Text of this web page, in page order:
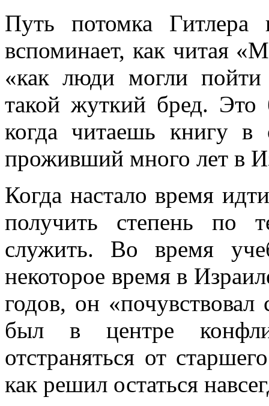
Путь потомка
вспоминает, как читая
«как люди могли пойти
такой жуткий бред. Это
когда читаешь книгу в
проживший много лет в
Когда настало время
получить степень по
служить. Во время
некоторое время в
годов, он
был в центре
отстраняться от
как решил остаться